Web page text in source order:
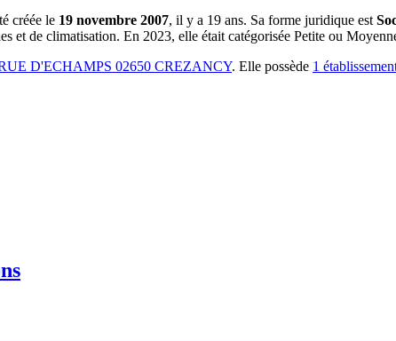
créée le 19 novembre 2007, il y a 19 ans. Sa forme juridique est
et de climatisation. En 2023, elle était catégorisée Petite ou
D'ECHAMPS 02650 CREZANCY. Elle possède 1